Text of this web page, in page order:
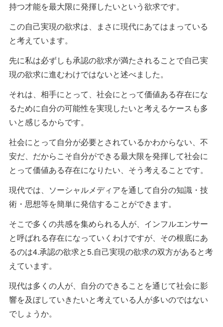
持つ才能を最大限に発揮したいという欲求です。
この自己実現の欲求は、まさに現代にあてはまっている
と考えています。
先に私は必ずしも承認の欲求が満たされることで自己実
現の欲求に進むわけではないと述べました。
それは、相手にとって、社会にとって価値ある存在にな
るために自分の可能性を実現したいと考えるケースも多
いと感じるからです。
社会にとって自分が必要とされているかわからない、不
安だ、だからこそ自分ができる最大限を発揮して社会に
とって価値ある存在になりたい、そう考えることです。
現代では、ソーシャルメディアを通して自分の知識・技
術・思想等を簡単に発信することができます。
そこで多くの共感を集められる人が、インフルエンサー
と呼ばれる存在になっていくわけですが、その根底にあ
るのは4.承認の欲求と5.自己実現の欲求の双方があると考
えています。
現代は多くの人が、自分のできることを通じて社会に影
響を及ぼしていきたいと考えている人が多いのではない
でしょうか。